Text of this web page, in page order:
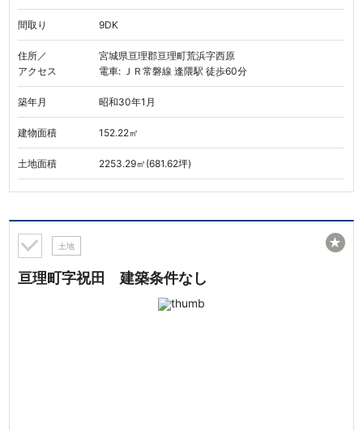
間取り 9DK
住所／
アクセス
宮城県亘理郡亘理町荒浜字西原
電車: ＪＲ常磐線 逢隈駅 徒歩60分
築年月 昭和30年1月
建物面積 152.22㎡
土地面積 2253.29㎡(681.62坪)
土地
亘理町字祝田 建築条件なし
★